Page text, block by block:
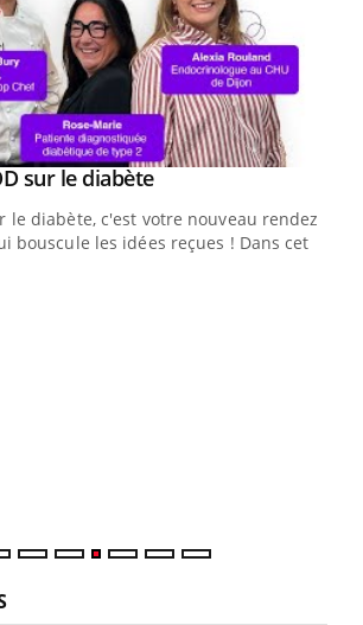
sur le diabèteYoutube
le diabète, c'est votre nouveau rendez-
bouscule les idées reçues ! Dans cet